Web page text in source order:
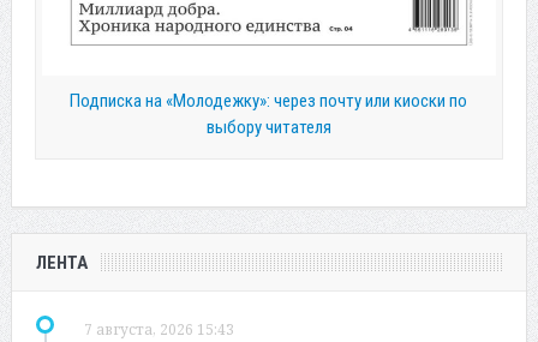
Подписка на «Молодежку»: через почту или киоски по
выбору читателя
ЛЕНТА
7 августа, 2026 15:43